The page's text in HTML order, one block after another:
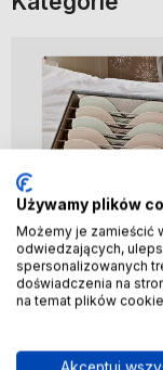
Używamy plików
Możemy je zamieścić
odwiedzających,
spersonalizowanych
doświadczenia na
na temat plików